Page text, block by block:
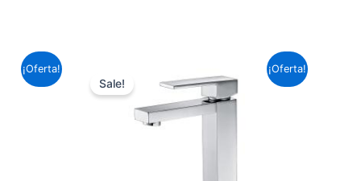
¡Oferta! ¡Oferta!
Sale!
original
era:
124,63 €.
precio
actual
es:
92,25 €.